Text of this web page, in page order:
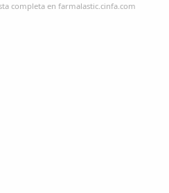
completa en farmalastic.cinfa.com